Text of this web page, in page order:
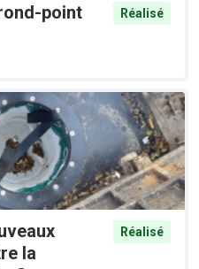
point
Réalisé
la
Réalisé